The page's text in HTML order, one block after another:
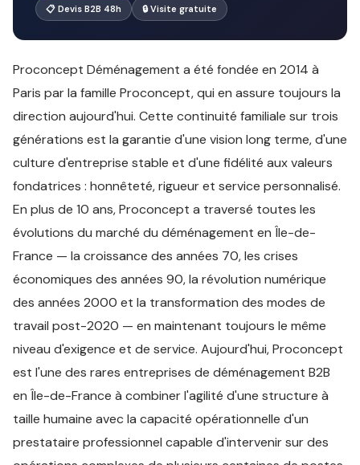
📋 Devis B2B 48h 🔒 Visite gratuite
Proconcept Déménagement a été fondée en 2014 à
Paris par la famille Proconcept, qui en assure toujours la
direction aujourd'hui. Cette continuité familiale sur trois
générations est la garantie d'une vision long terme, d'une
culture d'entreprise stable et d'une fidélité aux valeurs
fondatrices : honnêteté, rigueur et service personnalisé.
En plus de 10 ans, Proconcept a traversé toutes les
évolutions du marché du déménagement en Île-de-
France — la croissance des années 70, les crises
économiques des années 90, la révolution numérique
des années 2000 et la transformation des modes de
travail post-2020 — en maintenant toujours le même
niveau d'exigence et de service. Aujourd'hui, Proconcept
est l'une des rares entreprises de déménagement B2B
en Île-de-France à combiner l'agilité d'une structure à
taille humaine avec la capacité opérationnelle d'un
prestataire professionnel capable d'intervenir sur des